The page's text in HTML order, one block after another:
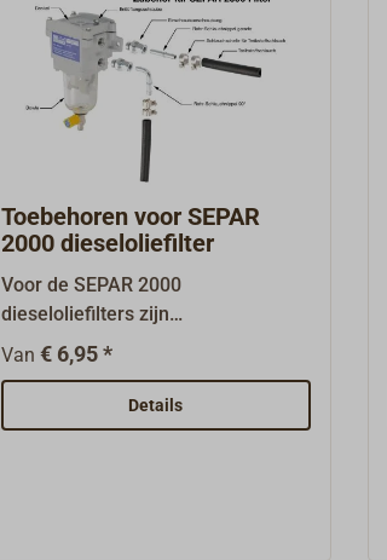
Toebehoren voor SEPAR
2000 dieseloliefilter
Voor de SEPAR 2000
dieseloliefilters zijn
aansluitkoppelingen en
bijpassende slangnippels
leverbaar.Met de rechte
koppelingen met snijring worden
Van€ 6,95 *
Details